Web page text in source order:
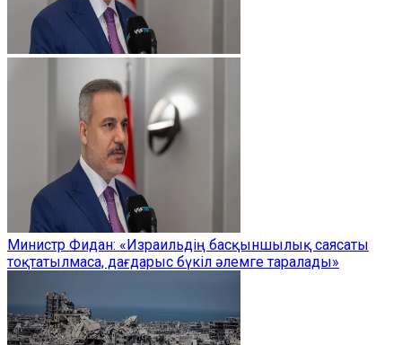
Министр Фидан: «Израильдің басқыншылық саясаты
тоқтатылмаса, дағдарыс бүкіл әлемге таралады»